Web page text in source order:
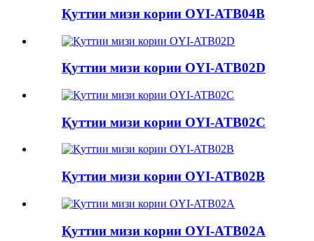
Қуттии мизи кории OYI-ATB04B
Қуттии мизи кории OYI-ATB02D
Қуттии мизи кории OYI-ATB02C
Қуттии мизи кории OYI-ATB02B
Қуттии мизи кории OYI-ATB02A